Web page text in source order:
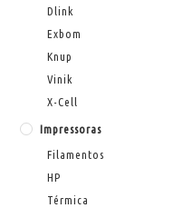
Dlink
Exbom
Knup
Vinik
X-Cell
Impressoras
Filamentos
HP
Térmica